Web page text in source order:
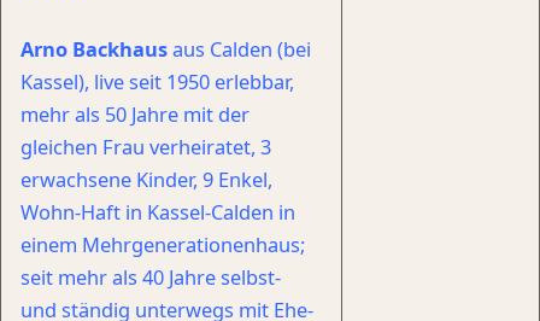
Arno Backhausaus Calden (bei
Kassel), live seit 1950 erlebbar,
mehr als 50 Jahre mit der
gleichen Frau verheiratet, 3
erwachsene Kinder, 9 Enkel,
Wohn-Haft in Kassel-Calden in
einem Mehrgenerationenhaus;
seit mehr als 40 Jahre selbst-
und ständig unterwegs mit Ehe-